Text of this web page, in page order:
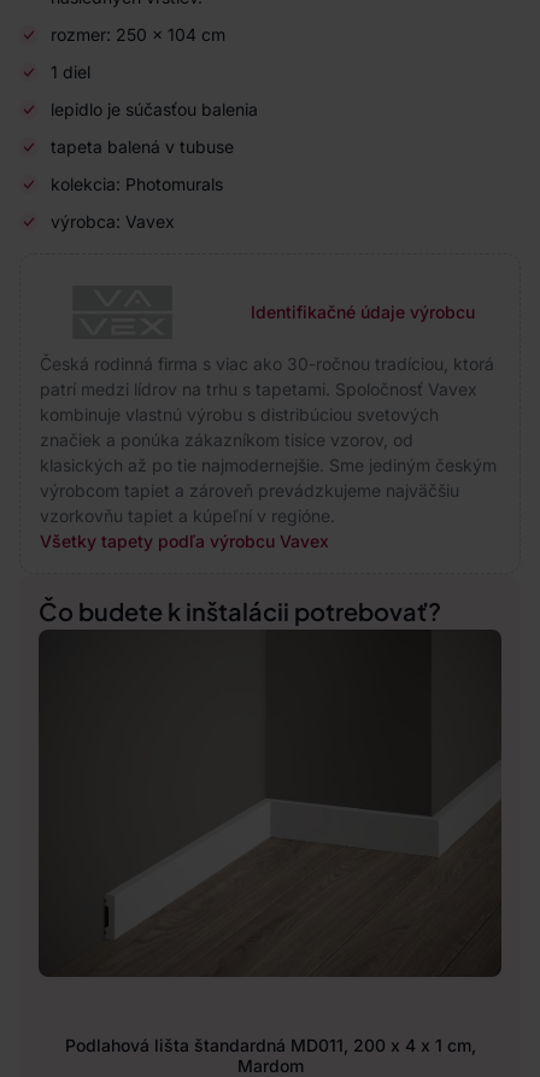
rozmer: 250 x 104 cm
1 diel
lepidlo je súčasťou balenia
tapeta balená v tubuse
kolekcia: Photomurals
výrobca: Vavex
Identifikačné údaje výrobcu
Česká rodinná firma s viac ako 30-ročnou tradíciou, ktorá
patrí medzi lídrov na trhu s tapetami. Spoločnosť Vavex
kombinuje vlastnú výrobu s distribúciou svetových
značiek a ponúka zákazníkom tisíce vzorov, od
klasických až po tie najmodernejšie. Sme jediným českým
výrobcom tapiet a zároveň prevádzkujeme najväčšiu
vzorkovňu tapiet a kúpeľní v regióne.
Všetky tapety podľa výrobcu Vavex
Čo budete k inštalácii potrebovať?
Podlahová lišta štandardná MD011, 200 x 4 x 1 cm,
Mardom